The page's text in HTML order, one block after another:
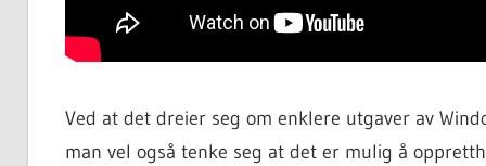
Ved at det dreier seg om enklere utgaver av
man vel også tenke seg at det er mulig å